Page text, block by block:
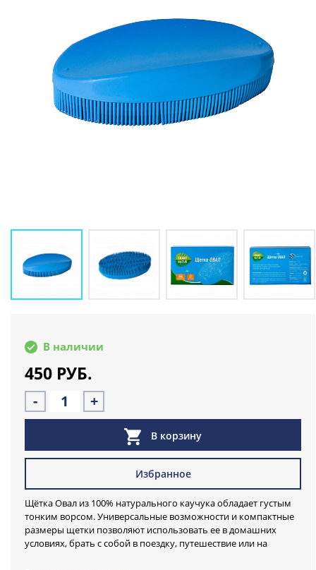
В наличии
450 РУБ.
- +
В корзину
Избранное
Щётка Овал из 100% натурального каучука обладает густым
тонким ворсом. Универсальные возможности и компактные
размеры щетки позволяют использовать ее в домашних
условиях, брать с собой в поездку, путешествие или на